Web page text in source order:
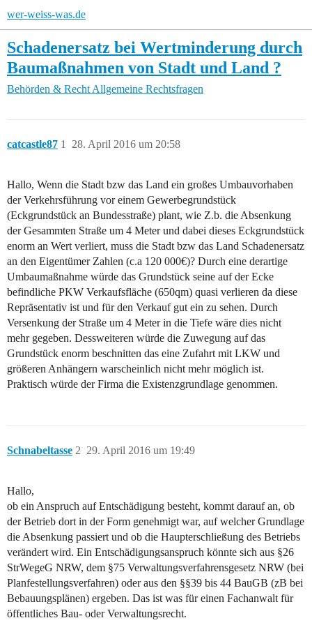
wer-weiss-was.de
Schadenersatz bei Wertminderung durch
Baumaßnahmen von Stadt und Land ?
Behörden & Recht Allgemeine Rechtsfragen
catcastle87 28. April 2016 um 20:58
1
Hallo, Wenn die Stadt bzw das Land ein großes Umbauvorhaben
der Verkehrsführung vor einem Gewerbegrundstück
(Eckgrundstück an Bundesstraße) plant, wie Z.b. die Absenkung
der Gesammten Straße um 4 Meter und dabei dieses Eckgrundstück
enorm an Wert verliert, muss die Stadt bzw das Land Schadenersatz
an den Eigentümer Zahlen (c.a 120 000€)? Durch eine derartige
Umbaumaßnahme würde das Grundstück seine auf der Ecke
befindliche PKW Verkaufsfläche (650qm) quasi verlieren da diese
Repräsentativ ist und für den Verkauf gut ein zu sehen. Durch
Versenkung der Straße um 4 Meter in die Tiefe wäre dies nicht
mehr gegeben. Dessweiteren würde die Zuwegung auf das
Grundstück enorm beschnitten das eine Zufahrt mit LKW und
größeren Anhängern warscheinlich nicht mehr möglich ist.
Praktisch würde der Firma die Existenzgrundlage genommen.
Schnabeltasse 29. April 2016 um 19:49
2
Hallo,
ob ein Anspruch auf Entschädigung besteht, kommt darauf an, ob
der Betrieb dort in der Form genehmigt war, auf welcher Grundlage
die Absenkung passiert und ob die Haupterschließung des Betriebs
verändert wird. Ein Entschädigungsanspruch könnte sich aus §26
StrWegeG NRW, dem §75 Verwaltungsverfahrensgesetz NRW (bei
Planfestellungsverfahren) oder aus den §§39 bis 44 BauGB (zB bei
Bebauungsplänen) ergeben. Das ist was für einen Fachanwalt für
öffentliches Bau- oder Verwaltungsrecht.